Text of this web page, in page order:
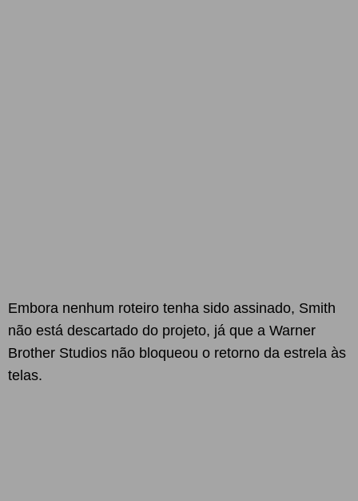
Embora nenhum roteiro tenha sido assinado, Smith
não está descartado do projeto, já que a Warner
Brother Studios não bloqueou o retorno da estrela às
telas.